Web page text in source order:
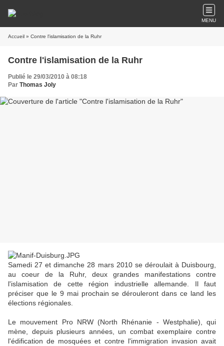
MENU
Accueil » Contre l'islamisation de la Ruhr
Contre l'islamisation de la Ruhr
Publié le 29/03/2010 à 08:18
Par Thomas Joly
Samedi 27 et dimanche 28 mars 2010 se déroulait à Duisbourg,
au coeur de la Ruhr, deux grandes manifestations contre
l'islamisation de cette région industrielle allemande. Il faut
préciser que le 9 mai prochain se dérouleront dans ce land les
élections régionales.
Le mouvement Pro NRW (North Rhénanie - Westphalie), qui
mène, depuis plusieurs années, un combat exemplaire contre
l'édification de mosquées et contre l'immigration invasion avait